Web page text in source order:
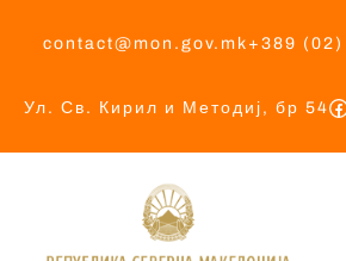
contact@mon.gov.mk +389 (02)
Ул. Св. Кирил и Методиј, бр 54